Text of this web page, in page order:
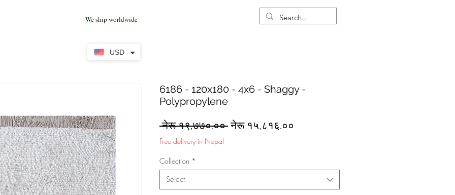
USD
We ship worldwide
6186 - 120x180 - 4x6 - Shaggy -
Polypropylene
नेरू १९,७७०.०० Regular
नेरू १५,८१६.००
Free delivery in Nepal
Collection *
Select